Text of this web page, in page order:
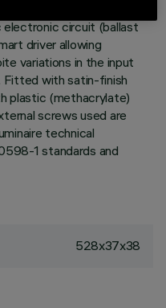
circuit (ballast
driver allowing
variations in the input
with satin-finish
plastic (methacrylate)
screws used are
technical
1 standards and
528x37x38